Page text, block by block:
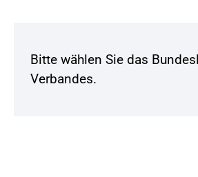
Bitte wählen Sie das
Verbandes.